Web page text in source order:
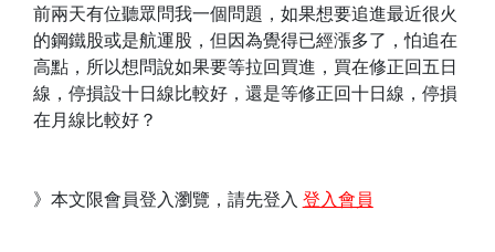
前兩天有位聽眾問我一個問題，如果想要追進最近很火
的鋼鐵股或是航運股，但因為覺得已經漲多了，怕追在
高點，所以想問說如果要等拉回買進，買在修正回五日
線，停損設十日線比較好，還是等修正回十日線，停損
在月線比較好？
》本文限會員登入瀏覽，請先登入 登入會員